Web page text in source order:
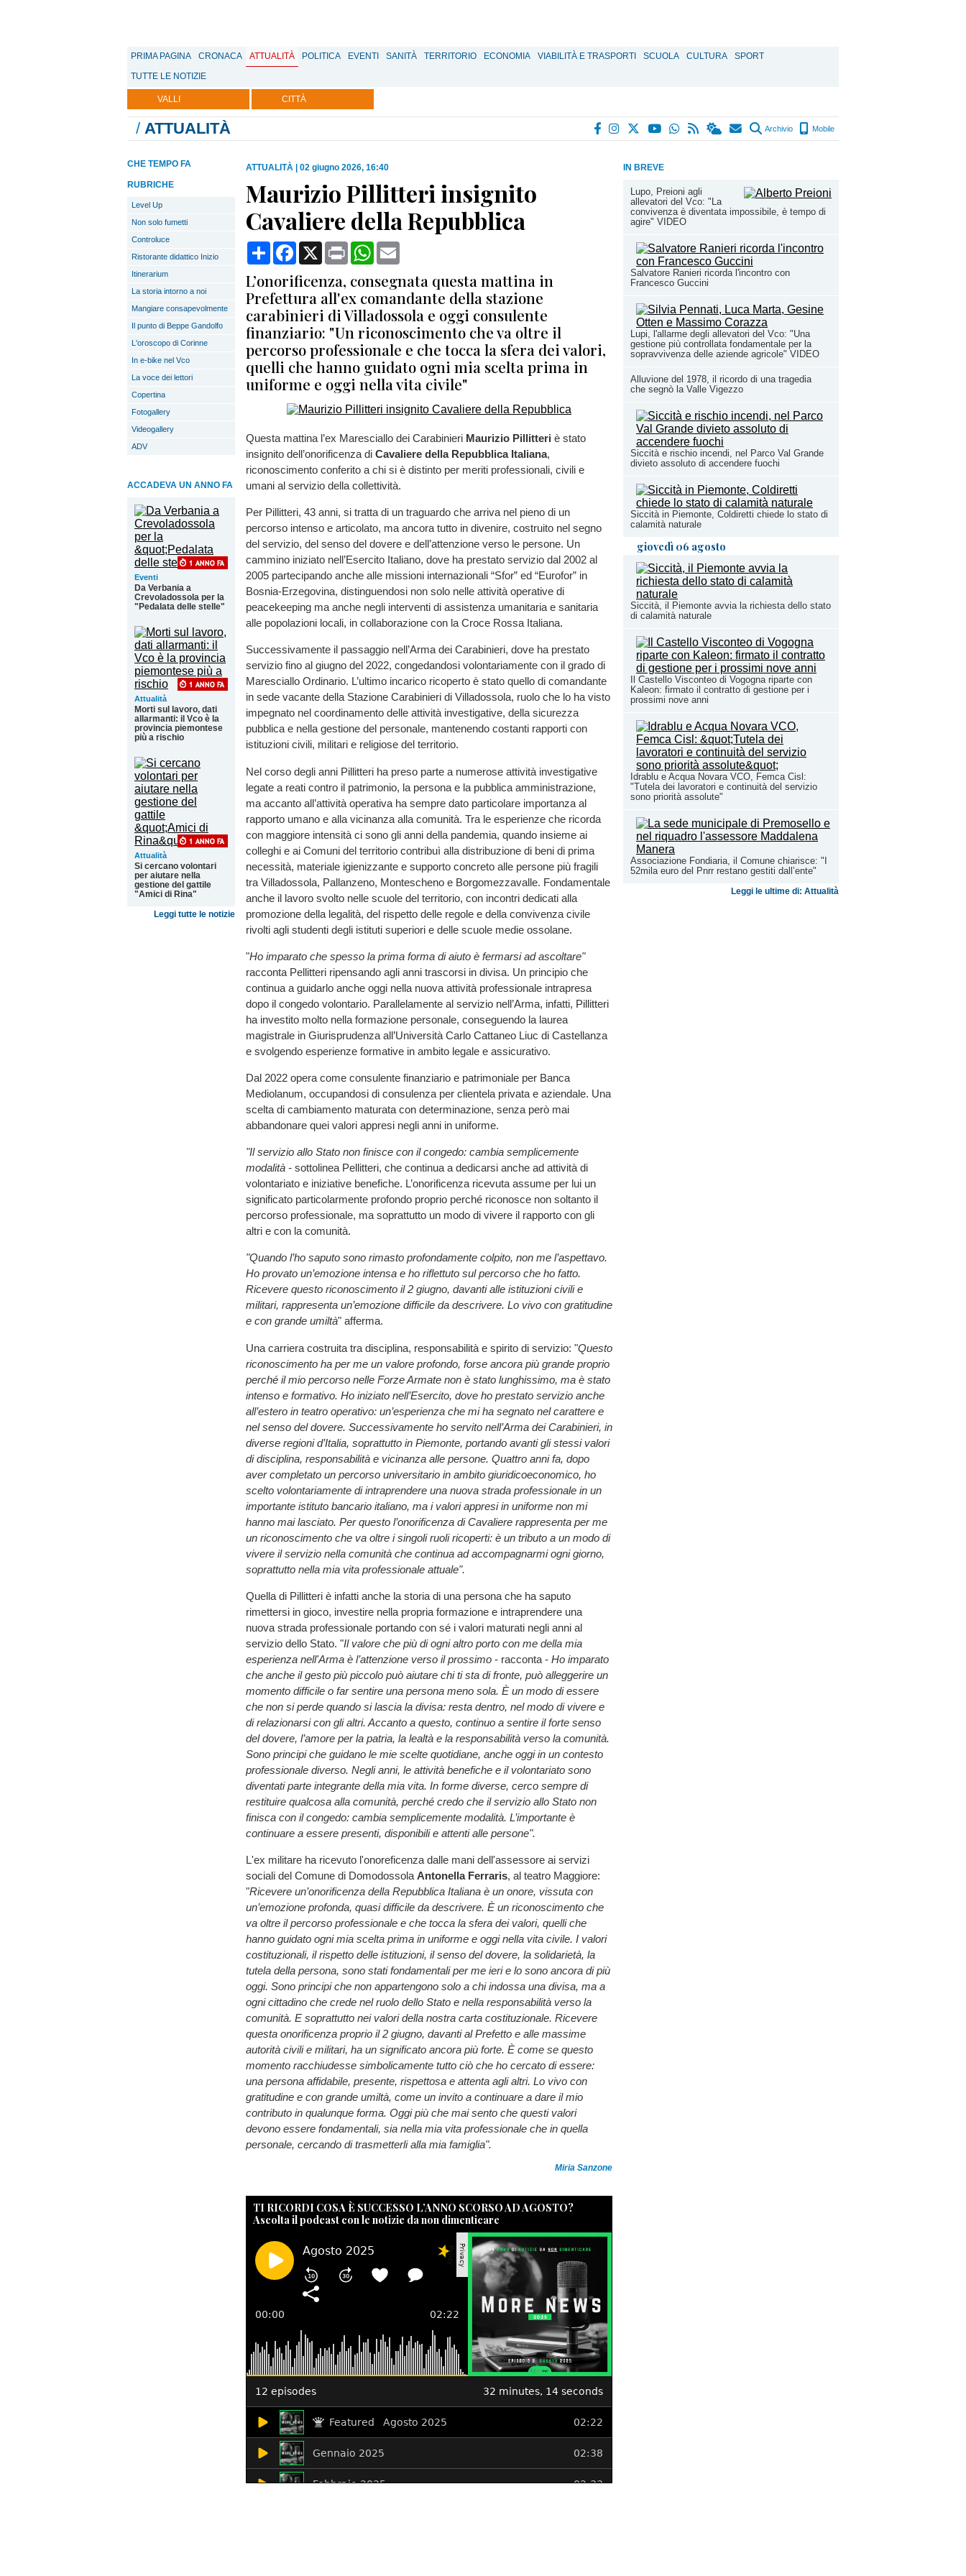
PRIMA PAGINA CRONACA ATTUALITÀ POLITICA EVENTI SANITÀ TERRITORIO ECONOMIA VIABILITÀ E TRASPORTI SCUOLA CULTURA
SPORT
TUTTE LE NOTIZIE
VALLI CITTÀ
/ ATTUALITÀ Archivio Mobile
IN BREVE
Lupo, Preioni agli
allevatori del Vco: "La
convivenza è diventata impossibile, è tempo di
agire" VIDEO
Salvatore Ranieri ricorda l'incontro con
Francesco Guccini
Lupi, l'allarme degli allevatori del Vco: "Una
gestione più controllata fondamentale per la
sopravvivenza delle aziende agricole" VIDEO
Alluvione del 1978, il ricordo di una tragedia
che segnò la Valle Vigezzo
Siccità e rischio incendi, nel Parco Val Grande
divieto assoluto di accendere fuochi
Siccità in Piemonte, Coldiretti chiede lo stato di
calamità naturale
giovedì 06 agosto
Siccità, il Piemonte avvia la richiesta dello stato
di calamità naturale
Il Castello Visconteo di Vogogna riparte con
Kaleon: firmato il contratto di gestione per i
prossimi nove anni
Idrablu e Acqua Novara VCO, Femca Cisl:
"Tutela dei lavoratori e continuità del servizio
sono priorità assolute"
Associazione Fondiaria, il Comune chiarisce: "I
52mila euro del Pnrr restano gestiti dall’ente"
Leggi le ultime di: Attualità
CHE TEMPO FA
RUBRICHE
Level Up
Non solo fumetti
Controluce
Ristorante didattico Inizio
Itinerarium
La storia intorno a noi
Mangiare consapevolmente
Il punto di Beppe Gandolfo
L'oroscopo di Corinne
In e-bike nel Vco
La voce dei lettori
Copertina
Fotogallery
Videogallery
ADV
ACCADEVA UN ANNO FA
Eventi
Da Verbania a
Crevoladossola per la
"Pedalata delle stelle"
Attualità
Morti sul lavoro, dati
allarmanti: il Vco è la
provincia piemontese
più a rischio
Attualità
Si cercano volontari
per aiutare nella
gestione del gattile
"Amici di Rina"
Leggi tutte le notizie
ATTUALITÀ 02 giugno 2026, 16:40
Maurizio Pillitteri insignito
Cavaliere della Repubblica
CondividiFacebook
X Print WhatsApp
L’onorificenza, consegnata questa mattina in
Prefettura all'ex comandante della stazione
carabinieri di Villadossola e oggi consulente
finanziario: "Un riconoscimento che va oltre il
percorso professionale e che tocca la sfera dei valori,
quelli che hanno guidato ogni mia scelta prima in
uniforme e oggi nella vita civile"
Questa mattina l’ex Maresciallo dei Carabinieri Maurizio Pillitteri è stato
insignito dell’onorificenza di Cavaliere della Repubblica Italiana,
riconoscimento conferito a chi si è distinto per meriti professionali, civili e
umani al servizio della collettività.
Per Pillitteri, 43 anni, si tratta di un traguardo che arriva nel pieno di un
percorso intenso e articolato, ma ancora tutto in divenire, costruito nel segno
del servizio, del senso del dovere e dell’attenzione verso le persone. Un
cammino iniziato nell’Esercito Italiano, dove ha prestato servizio dal 2002 al
2005 partecipando anche alle missioni internazionali “Sfor” ed “Eurofor” in
Bosnia-Erzegovina, distinguendosi non solo nelle attività operative di
peacekeeping ma anche negli interventi di assistenza umanitaria e sanitaria
alle popolazioni locali, in collaborazione con la Croce Rossa Italiana.
Successivamente il passaggio nell’Arma dei Carabinieri, dove ha prestato
servizio fino al giugno del 2022, congedandosi volontariamente con il grado di
Maresciallo Ordinario. L’ultimo incarico ricoperto è stato quello di comandante
in sede vacante della Stazione Carabinieri di Villadossola, ruolo che lo ha visto
impegnato nel coordinamento delle attività investigative, della sicurezza
pubblica e nella gestione del personale, mantenendo costanti rapporti con
istituzioni civili, militari e religiose del territorio.
Nel corso degli anni Pillitteri ha preso parte a numerose attività investigative
legate a reati contro il patrimonio, la persona e la pubblica amministrazione,
ma accanto all’attività operativa ha sempre dato particolare importanza al
rapporto umano e alla vicinanza alla comunità. Tra le esperienze che ricorda
con maggiore intensità ci sono gli anni della pandemia, quando insieme ai
colleghi e ai Comuni del territorio contribuì alla distribuzione di beni di prima
necessità, materiale igienizzante e supporto concreto alle persone più fragili
tra Villadossola, Pallanzeno, Montescheno e Borgomezzavalle. Fondamentale
anche il lavoro svolto nelle scuole del territorio, con incontri dedicati alla
promozione della legalità, del rispetto delle regole e della convivenza civile
rivolti agli studenti degli istituti superiori e delle scuole medie ossolane.
"Ho imparato che spesso la prima forma di aiuto è fermarsi ad ascoltare"
racconta Pellitteri ripensando agli anni trascorsi in divisa. Un principio che
continua a guidarlo anche oggi nella nuova attività professionale intrapresa
dopo il congedo volontario. Parallelamente al servizio nell’Arma, infatti, Pillitteri
ha investito molto nella formazione personale, conseguendo la laurea
magistrale in Giurisprudenza all’Università Carlo Cattaneo Liuc di Castellanza
e svolgendo esperienze formative in ambito legale e assicurativo.
Dal 2022 opera come consulente finanziario e patrimoniale per Banca
Mediolanum, occupandosi di consulenza per clientela privata e aziendale. Una
scelta di cambiamento maturata con determinazione, senza però mai
abbandonare quei valori appresi negli anni in uniforme.
"Il servizio allo Stato non finisce con il congedo: cambia semplicemente
modalità - sottolinea Pellitteri, che continua a dedicarsi anche ad attività di
volontariato e iniziative benefiche. L’onorificenza ricevuta assume per lui un
significato particolarmente profondo proprio perché riconosce non soltanto il
percorso professionale, ma soprattutto un modo di vivere il rapporto con gli
altri e con la comunità.
"Quando l’ho saputo sono rimasto profondamente colpito, non me l’aspettavo.
Ho provato un’emozione intensa e ho riflettuto sul percorso che ho fatto.
Ricevere questo riconoscimento il 2 giugno, davanti alle istituzioni civili e
militari, rappresenta un’emozione difficile da descrivere. Lo vivo con gratitudine
e con grande umiltà" afferma.
Una carriera costruita tra disciplina, responsabilità e spirito di servizio: "Questo
riconoscimento ha per me un valore profondo, forse ancora più grande proprio
perché il mio percorso nelle Forze Armate non è stato lunghissimo, ma è stato
intenso e formativo. Ho iniziato nell’Esercito, dove ho prestato servizio anche
all’estero in teatro operativo: un’esperienza che mi ha segnato nel carattere e
nel senso del dovere. Successivamente ho servito nell’Arma dei Carabinieri, in
diverse regioni d’Italia, soprattutto in Piemonte, portando avanti gli stessi valori
di disciplina, responsabilità e vicinanza alle persone. Quattro anni fa, dopo
aver completato un percorso universitario in ambito giuridicoeconomico, ho
scelto volontariamente di intraprendere una nuova strada professionale in un
importante istituto bancario italiano, ma i valori appresi in uniforme non mi
hanno mai lasciato. Per questo l’onorificenza di Cavaliere rappresenta per me
un riconoscimento che va oltre i singoli ruoli ricoperti: è un tributo a un modo di
vivere il servizio nella comunità che continua ad accompagnarmi ogni giorno,
soprattutto nella mia vita professionale attuale".
Quella di Pillitteri è infatti anche la storia di una persona che ha saputo
rimettersi in gioco, investire nella propria formazione e intraprendere una
nuova strada professionale portando con sé i valori maturati negli anni al
servizio dello Stato. "Il valore che più di ogni altro porto con me della mia
esperienza nell'Arma è l’attenzione verso il prossimo - racconta - Ho imparato
che anche il gesto più piccolo può aiutare chi ti sta di fronte, può alleggerire un
momento difficile o far sentire una persona meno sola. È un modo di essere
che non si perde quando si lascia la divisa: resta dentro, nel modo di vivere e
di relazionarsi con gli altri. Accanto a questo, continuo a sentire il forte senso
del dovere, l’amore per la patria, la lealtà e la responsabilità verso la comunità.
Sono principi che guidano le mie scelte quotidiane, anche oggi in un contesto
professionale diverso. Negli anni, le attività benefiche e il volontariato sono
diventati parte integrante della mia vita. In forme diverse, cerco sempre di
restituire qualcosa alla comunità, perché credo che il servizio allo Stato non
finisca con il congedo: cambia semplicemente modalità. L’importante è
continuare a essere presenti, disponibili e attenti alle persone".
L'ex militare ha ricevuto l'onoreficenza dalle mani dell'assessore ai servizi
sociali del Comune di Domodossola Antonella Ferraris, al teatro Maggiore:
"Ricevere un’onorificenza della Repubblica Italiana è un onore, vissuta con
un’emozione profonda, quasi difficile da descrivere. È un riconoscimento che
va oltre il percorso professionale e che tocca la sfera dei valori, quelli che
hanno guidato ogni mia scelta prima in uniforme e oggi nella vita civile. I valori
costituzionali, il rispetto delle istituzioni, il senso del dovere, la solidarietà, la
tutela della persona, sono stati fondamentali per me ieri e lo sono ancora di più
oggi. Sono principi che non appartengono solo a chi indossa una divisa, ma a
ogni cittadino che crede nel ruolo dello Stato e nella responsabilità verso la
comunità. E soprattutto nei valori della nostra carta costituzionale. Ricevere
questa onorificenza proprio il 2 giugno, davanti al Prefetto e alle massime
autorità civili e militari, ha un significato ancora più forte. È come se questo
momento racchiudesse simbolicamente tutto ciò che ho cercato di essere:
una persona affidabile, presente, rispettosa e attenta agli altri. Lo vivo con
gratitudine e con grande umiltà, come un invito a continuare a dare il mio
contributo in qualunque forma. Oggi più che mai sento che questi valori
devono essere fondamentali, sia nella mia vita professionale che in quella
personale, cercando di trasmetterli alla mia famiglia".
Miria Sanzone
TI RICORDI COSA È SUCCESSO L’ANNO SCORSO AD AGOSTO?
Ascolta il podcast con le notizie da non dimenticare